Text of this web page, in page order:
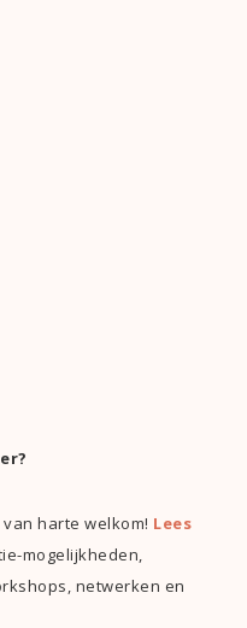
harte welkom! Lees
mogelijkheden,
netwerken en